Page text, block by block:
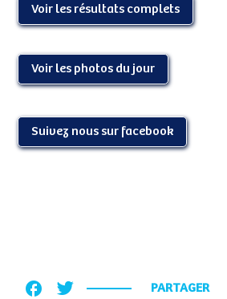
Voir les résultats complets
Voir les photos du jour
Suivez nous sur facebook
PARTAGER